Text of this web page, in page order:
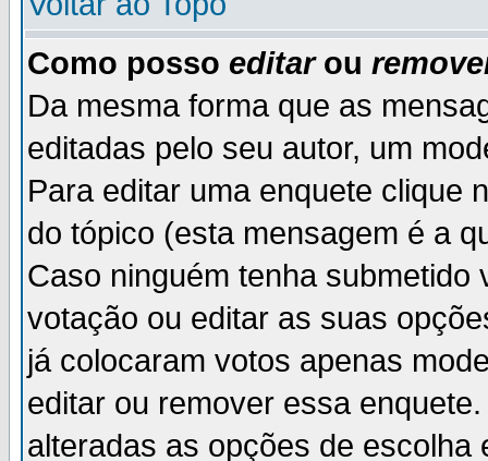
Como posso editarou
Da mesma forma que as
editadas pelo seu autor, um
Para editar uma enquete clique
do tópico (esta mensagem é a
Caso ninguém tenha
votação ou editar as suas
já colocaram votos apenas
editar ou remover essa
alteradas as opções de escolha